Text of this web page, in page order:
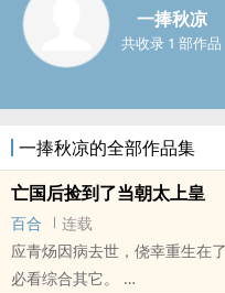
一捧秋凉
共收录 1 部作品
一捧秋凉的全部作品集
亡国后捡到了当朝太上皇
百合
连载
应青炀因病去世，侥幸重生在
必看综合其它。